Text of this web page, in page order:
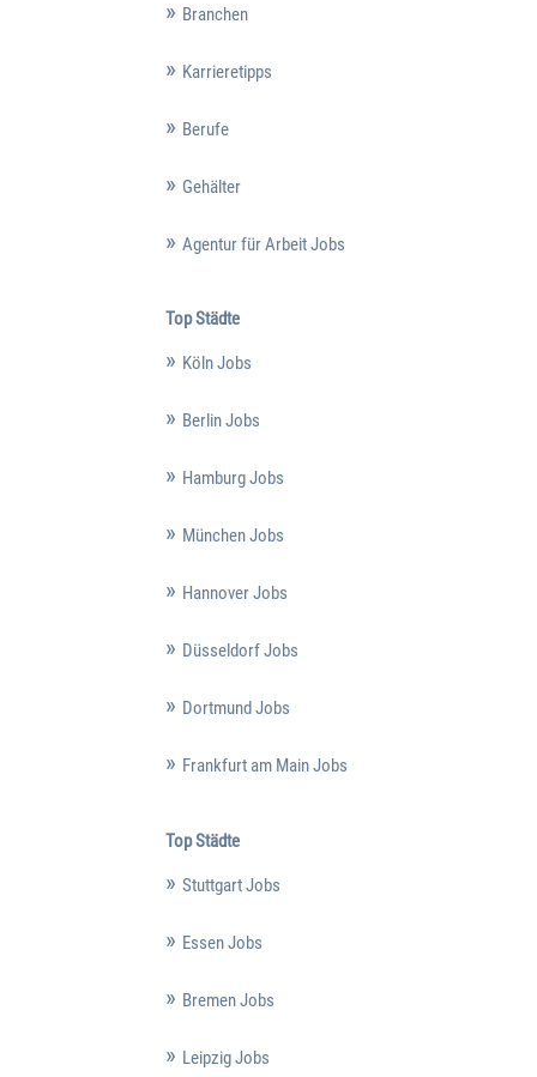
Branchen
Karrieretipps
Berufe
Gehälter
Agentur für Arbeit Jobs
Top Städte
Köln Jobs
Berlin Jobs
Hamburg Jobs
München Jobs
Hannover Jobs
Düsseldorf Jobs
Dortmund Jobs
Frankfurt am Main Jobs
Top Städte
Stuttgart Jobs
Essen Jobs
Bremen Jobs
Leipzig Jobs